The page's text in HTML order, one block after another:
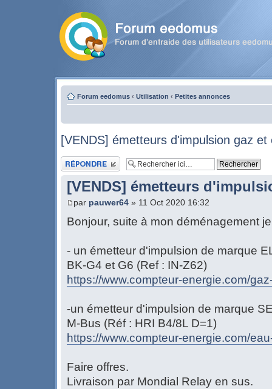
Forum eedomus ‹ Utilisation ‹ Petites annonces
[VENDS] émetteurs d'impulsion gaz et
Publier une réponse
[VENDS] émetteurs
par pauwer64 » 11 Oct 2020 16:32
Bonjour, suite à mon déménagement
- un émetteur d'impulsion de marque
BK-G4 et G6 (Ref : IN-Z62)
https://www.compteur-energie.com/
-un émetteur d'impulsion de marque
M-Bus (Réf : HRI B4/8L D=1)
https://www.compteur-energie.com/
Faire offres.
Livraison par Mondial Relay en sus.